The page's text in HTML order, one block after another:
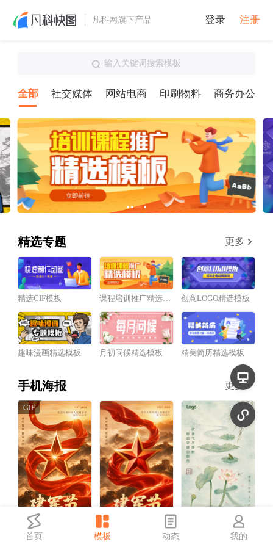
凡科网旗下产品 登录 注册
输入关键词搜索模板
全部 社交媒体 网站电商 印刷物料 商务办公
精选专题 更多
精选GIF模板 课程培训推广精选模板 创意LOGO精选模板
趣味漫画精选模板 月初问候精选模板 精美简历精选模板
手机海报 更多
红金风建军节祝福宣传手机海报 中国风三伏天祝福宣传手机海报
首页 模板 动态 我的